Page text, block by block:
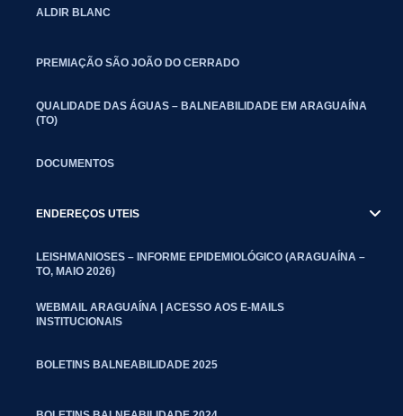
ALDIR BLANC
PREMIAÇÃO SÃO JOÃO DO CERRADO
QUALIDADE DAS ÁGUAS – BALNEABILIDADE EM ARAGUAÍNA
(TO)
DOCUMENTOS
ENDEREÇOS UTEIS
LEISHMANIOSES – INFORME EPIDEMIOLÓGICO (ARAGUAÍNA –
TO, MAIO 2026)
WEBMAIL ARAGUAÍNA | ACESSO AOS E-MAILS
INSTITUCIONAIS
BOLETINS BALNEABILIDADE 2025